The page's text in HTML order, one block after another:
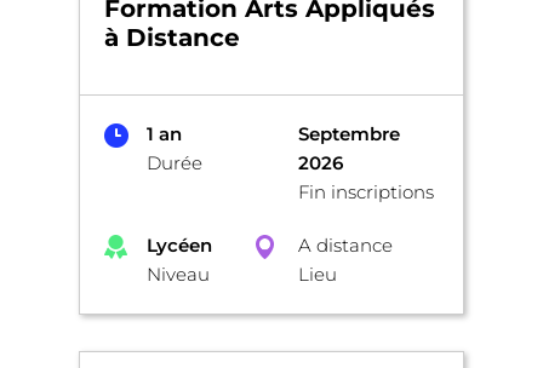
Formation Arts Appliqués
à Distance
1 an
Durée
Septembre
2026
Fin inscriptions
Lycéen
Niveau
A distance
Lieu